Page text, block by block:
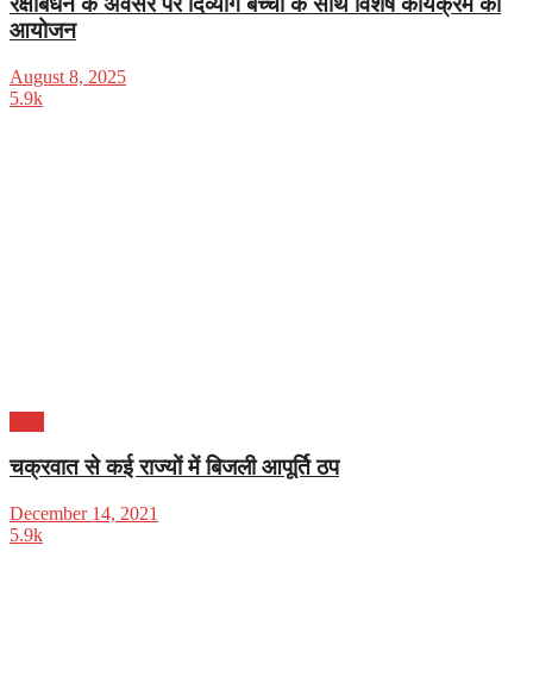
आयोजन
August 8, 2025
5.9k
चक्रवात से कई राज्यों में बिजली आपूर्ति ठप
December 14, 2021
5.9k